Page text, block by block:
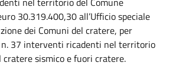
30.319.400,30 all’Ufficio speciale
dei Comuni del cratere, per
n. 37 interventi ricadenti nel territorio
cratere sismico e fuori cratere.